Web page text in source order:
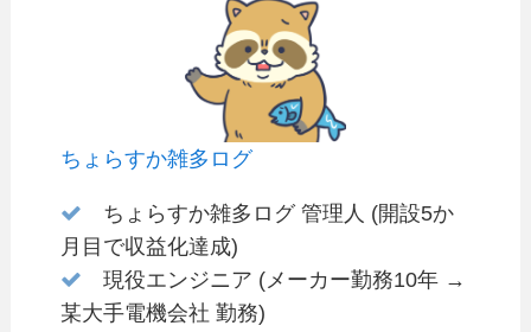
ちょらすか雑多ログ
ちょらすか雑多ログ 管理人 (開設5か
月目で収益化達成)
現役エンジニア (メーカー勤務10年 →
某大手電機会社 勤務)